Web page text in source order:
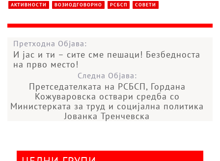
АКТИВНОСТИ ВОЗИОДГОВОРНО РСБСП СОВЕТИ
Претходна Објава:
И јас и ти – сите сме пешаци! Безбедноста
на прво место!
Следна Објава:
Претседателката на РСБСП, Гордана
Кожуваровска оствари средба со
Министерката за труд и социјална политика
Јованка Тренчевска